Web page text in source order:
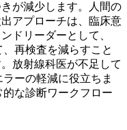
が減少します。人間の
アプローチは、臨床意
ドリーダーとして、
再検査を減らすこと
放射線科医が不足して
ーの軽減に役立ちま
な診断ワークフロー